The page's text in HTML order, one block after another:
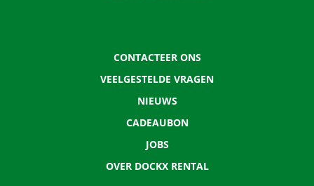
CONTACTEER ONS
VEELGESTELDE VRAGEN
NIEUWS
CADEAUBON
JOBS
OVER DOCKX RENTAL